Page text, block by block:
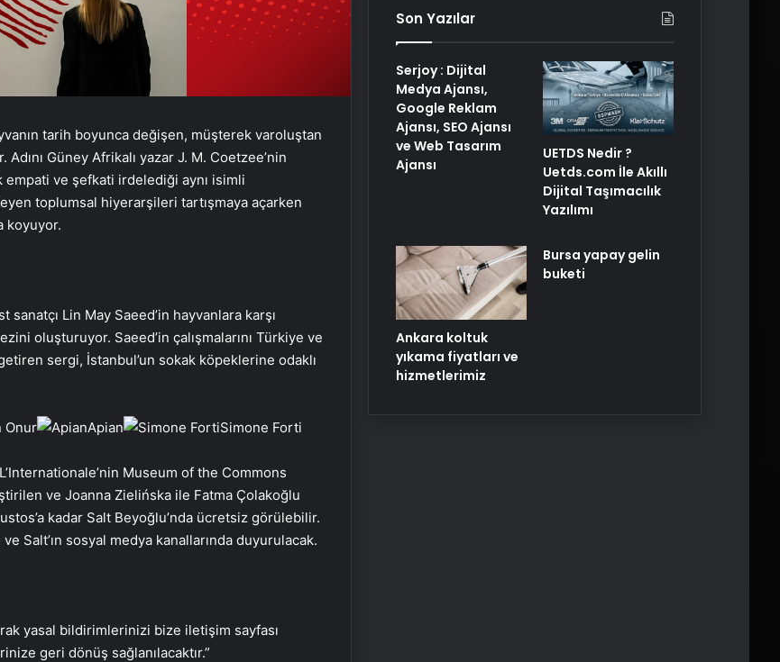
tarih boyunca değişen, müşterek varoluştan
Güney Afrikalı yazar J. M. Coetzee’nin
empati ve şefkati irdelediği aynı isimli
toplumsal hiyerarşileri tartışmaya açarken
koyuyor.
Lin May Saeed’in hayvanlara karşı
oluşturuyor. Saeed’in çalışmalarını Türkiye ve
sergi, İstanbul’un sokak köpeklerine odaklı
Onur Apian Simone Forti
Museum of the Commons
ve Joanna Zielińska ile Fatma Çolakoğlu
kadar Salt Beyoğlu’nda ücretsiz görülebilir.
Salt’ın sosyal medya kanallarında duyurulacak.
yasal bildirimlerinizi bize iletişim sayfası
geri dönüş sağlanılacaktır.”
BİFO’dan ‘Yüzyılın Yankıları’ konseri
Son Yazılar
Serjoy : Dijital
Medya Ajansı,
Google Reklam
Ajansı, SEO Ajansı
ve Web Tasarım
Ajansı
UETDS Nedir ?
Uetds.com İle Akıllı
Dijital Taşımacılık
Yazılımı
Ankara koltuk
yıkama fiyatları ve
hizmetlerimiz
Bursa yapay gelin
buketi